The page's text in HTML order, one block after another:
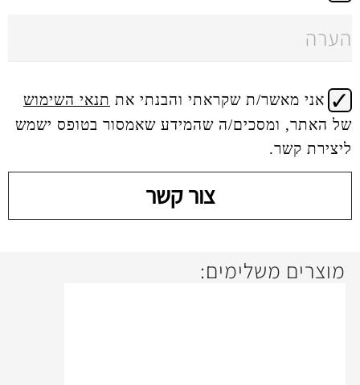
שקראתי והבנתי אתתנאי השימוש
ה שהמידע שאמסור בטופס ישמש